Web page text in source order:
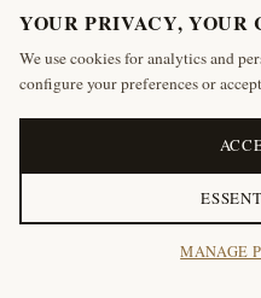
Producten
Mijn account
The Antique Fireplace
YOUR PRIVACY, YOUR
We use cookies for analytics and
configure your preferences or
MANAGE